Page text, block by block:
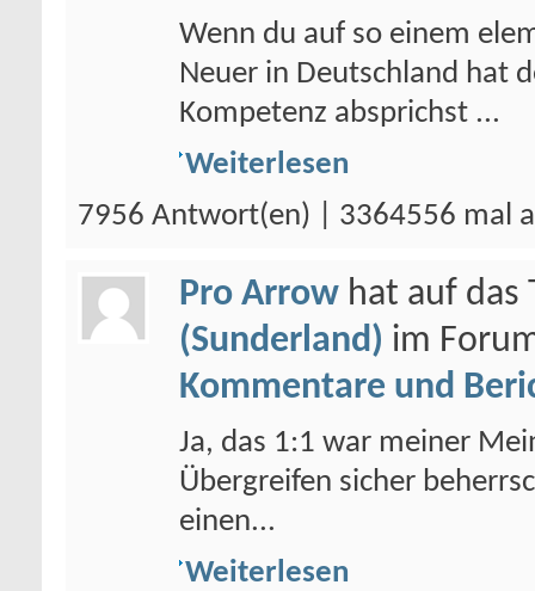
Wenn du auf so einem
Neuer in Deutschland hat
Kompetenz absprichst ...
Weiterlesen
7956 Antwort(en) | 3364556 mal
Pro Arrow hat auf das
(Sunderland) im
Kommentare und
Ja, das 1:1 war meiner
Übergreifen sicher
einen...
Weiterlesen